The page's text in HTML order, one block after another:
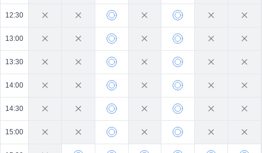
12:30
13:00
13:30
14:00
14:30
15:00